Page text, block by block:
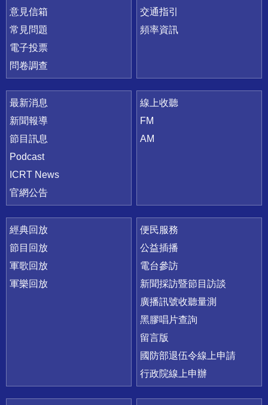
意見信箱
常見問題
電子投票
問卷調查
交通指引
頻率資訊
最新消息
新聞報導
節目訊息
Podcast
ICRT News
官網公告
線上收聽
FM
AM
經典回放
節目回放
軍歌回放
軍樂回放
便民服務
公益插播
電台參訪
新聞採訪暨節目訪談
廣播訊號收聽量測
黑膠唱片查詢
留言版
國防部退伍令線上申請
行政院線上申辦